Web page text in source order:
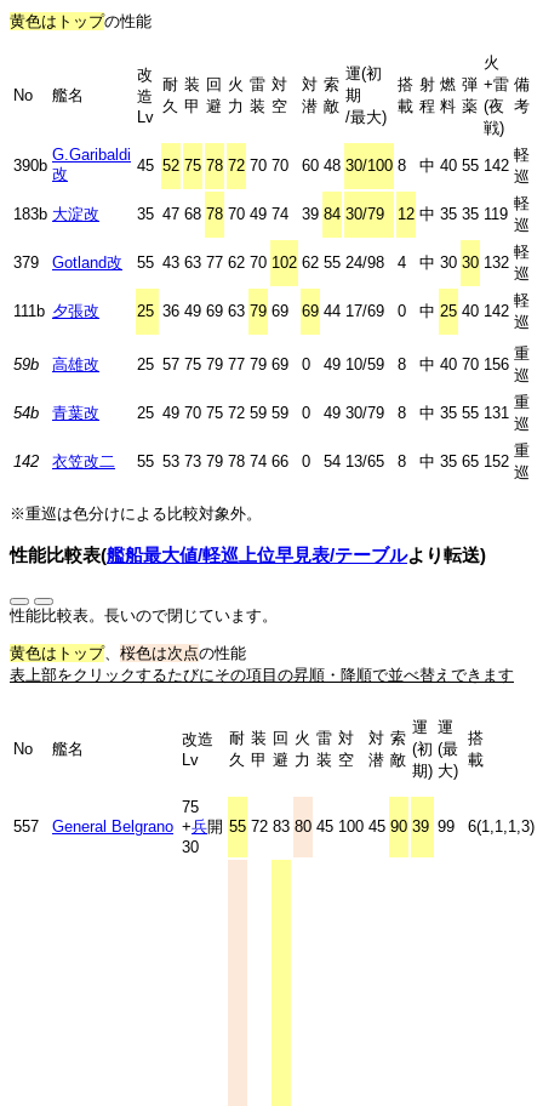
黄色はトップの性能
No 艦名
改
造
Lv
耐
久
装
甲
回
避
火
力
雷
装
対
空
対
潜
索
敵
運(初
期
/最大)
搭
載
射
程
燃
料
弾
薬
火
+雷
(夜
戦)
備
考
390b
G.Garibaldi
改
45 52 75 78 72 70 70 60 48 30/100 8 中 40 55 142
軽
巡
183b 大淀改 35 47 68 78 70 49 74 39 84 30/79 12 中 35 35 119
軽
巡
379 Gotland改 55 43 63 77 62 70 102 62 55 24/98 4 中 30 30 132
軽
巡
111b 夕張改 25 36 49 69 63 79 69 69 44 17/69 0 中 25 40 142
軽
巡
59b 高雄改 25 57 75 79 77 79 69 0 49 10/59 8 中 40 70 156
重
巡
54b 青葉改 25 49 70 75 72 59 59 0 49 30/79 8 中 35 55 131
重
巡
142 衣笠改二 55 53 73 79 78 74 66 0 54 13/65 8 中 35 65 152
重
巡
※重巡は色分けによる比較対象外。
性能比較表(艦船最大値/軽巡上位早見表/テーブルより転送)
性能比較表。長いので閉じています。
黄色はトップ、 桜色は次点の性能
表上部をクリックするたびにその項目の昇順・降順で並べ替えできます
No 艦名
改造
Lv
耐
久
装
甲
回
避
火
力
雷
装
対
空
対
潜
索
敵
運
(初
期)
運
(最
大)
搭
載
557 General Belgrano
75
+兵開
30
55 72 83 80 45 100 45 90 39 99 6(1,1,1,3)